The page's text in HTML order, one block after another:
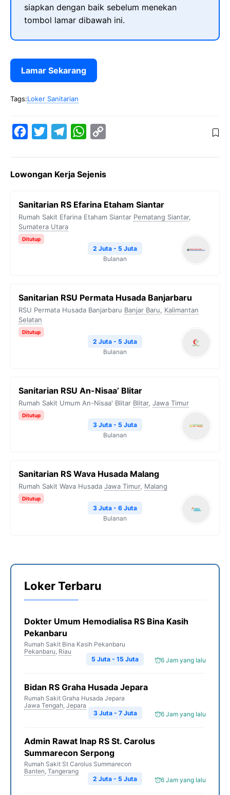
siapkan dengan baik sebelum menekan
tombol lamar dibawah ini.
Lamar Sekarang
Tags:Loker Sanitarian
e
o
o
k
t
e
r
e
r
a
W
t
A
y
i
Lowongan Kerja Sejenis
Sanitarian RS Efarina Etaham Siantar
Rumah Sakit Efarina Etaham Siantar Pematang Siantar,
Sumatera Utara
Ditutup
2 Juta - 5 Juta
Bulanan
Sanitarian RSU Permata Husada Banjarbaru
RSU Permata Husada Banjarbaru Banjar Baru, Kalimantan
Selatan
Ditutup
2 Juta - 5 Juta
Bulanan
Sanitarian RSU An-Nisaa’ Blitar
Rumah Sakit Umum An-Nisaa' Blitar Blitar, Jawa Timur
Ditutup
3 Juta - 5 Juta
Bulanan
Sanitarian RS Wava Husada Malang
Rumah Sakit Wava Husada Jawa Timur, Malang
Ditutup
3 Juta - 6 Juta
Bulanan
Loker Terbaru
Dokter Umum Hemodialisa RS Bina Kasih
Pekanbaru
Rumah Sakit Bina Kasih Pekanbaru
Pekanbaru, Riau
6 Jam yang lalu
5 Juta - 15 Juta
Bidan RS Graha Husada Jepara
Rumah Sakit Graha Husada Jepara
Jawa Tengah, Jepara
6 Jam yang lalu
3 Juta - 7 Juta
Admin Rawat Inap RS St. Carolus
Summarecon Serpong
Rumah Sakit St Carolus Summarecon
Banten, Tangerang
6 Jam yang lalu
2 Juta - 5 Juta